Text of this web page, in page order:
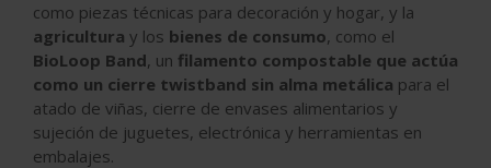
como piezas técnicas para decoración y hogar, y la
agricultura y los bienes de consumo, como el
BioLoop Band, un filamento compostable que actúa
como un cierre twistband sin alma metálica para el
atado de viñas, cierre de envases alimentarios y
sujeción de juguetes, electrónica y herramientas en
embalajes.